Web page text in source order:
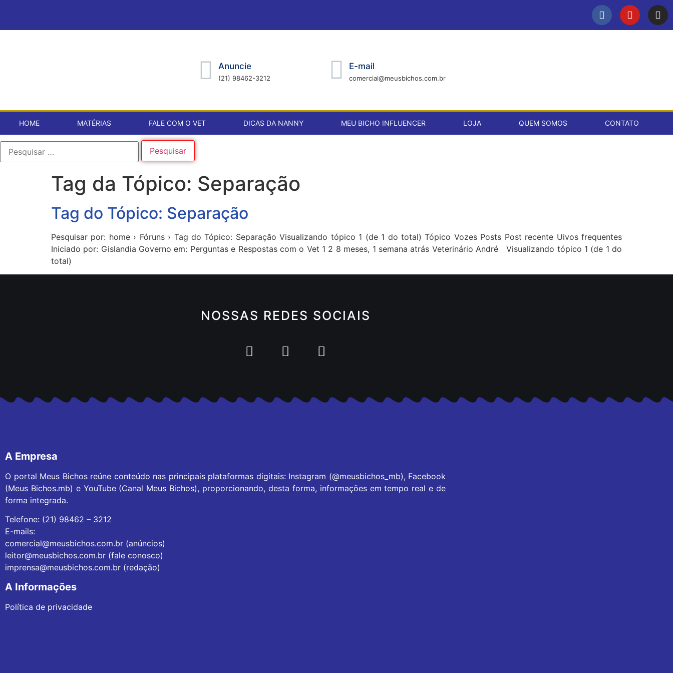
Anuncie
(21) 98462-3212
E-mail
comercial@meusbichos.com.br
HOME MATÉRIAS FALE COM O VET DICAS DA NANNY MEU BICHO INFLUENCER LOJA QUEM SOMOS CONTATO
Tag da Tópico: Separação
Tag do Tópico: Separação
Pesquisar por: home › Fóruns › Tag do Tópico: Separação Visualizando tópico 1 (de 1 do total) Tópico Vozes Posts Post recente Uivos frequentes
Iniciado por: Gislandia Governo em: Perguntas e Respostas com o Vet 1 2 8 meses, 1 semana atrás Veterinário André Visualizando tópico 1 (de 1 do
total)
NOSSAS REDES SOCIAIS
A Empresa
O portal Meus Bichos reúne conteúdo nas principais plataformas digitais: Instagram (@meusbichos_mb), Facebook
(Meus Bichos.mb) e YouTube (Canal Meus Bichos), proporcionando, desta forma, informações em tempo real e de
forma integrada.
Telefone: (21) 98462 – 3212
E-mails:
comercial@meusbichos.com.br (anúncios)
leitor@meusbichos.com.br (fale conosco)
imprensa@meusbichos.com.br (redação)
A Informações
Política de privacidade